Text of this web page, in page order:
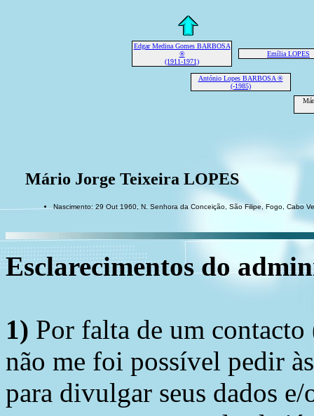
Edgar Medina Gomes BARBOSA
®
(1911-1971)
Emília LOPES
António Lopes BARBOSA ®
(-1985)
Mário Jorge Teixeira LOPES
Nascimento: 29 Out 1960, N. Senhora da Conceição, São Filipe, Fogo, Cabo
Esclarecimentos do
1) Por falta de um
não me foi possível pedir
para divulgar seus dados